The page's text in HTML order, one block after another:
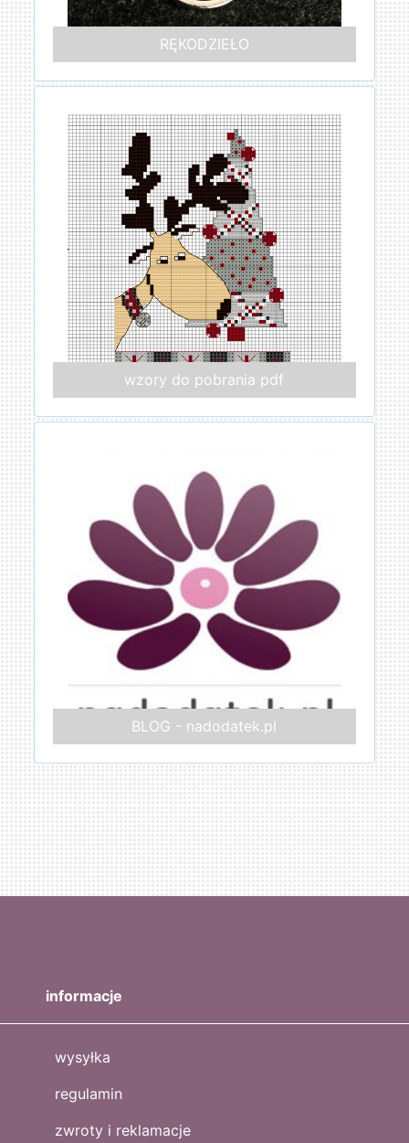
RĘKODZIEŁO
wzory do pobrania pdf
BLOG - nadodatek.pl
informacje
wysyłka
regulamin
zwroty i reklamacje